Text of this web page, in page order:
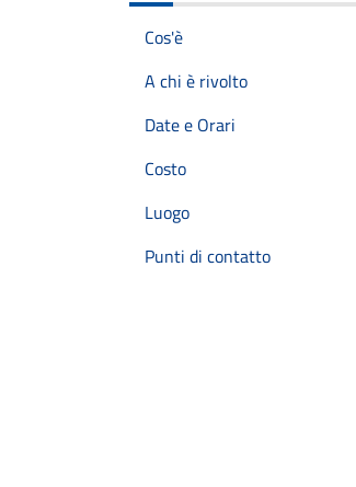
Cos'è
A chi è rivolto
Date e Orari
Costo
Luogo
Punti di contatto